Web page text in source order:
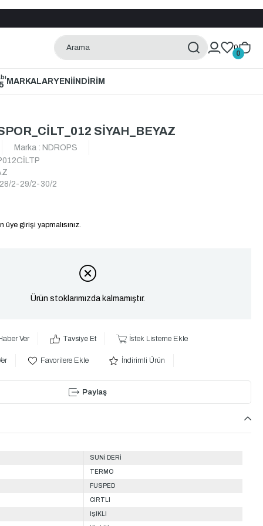
0
0
MARKALARYENİİNDİRİM
SİYAH_BEYAZ
Marka : NDROPS
2-29/2-30/2
üye girişi yapmalısınız.
Ürün stoklarımızda kalmamıştır.
Ver Tavsiye Et İstek Listeme Ekle
Favorilere Ekle İndirimli Ürün
Paylaş
SUNİ DERİ
TERMO
FUSPED
CIRTLI
IŞIKLI